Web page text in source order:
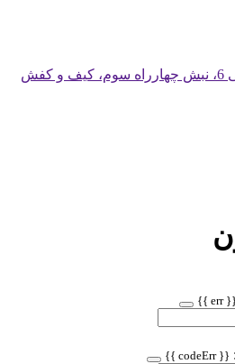
مشهد، مطهری شمالی 6، نبش چهارراه سوم، کیف و کفش
{{ err }}
{{ codeErr }}